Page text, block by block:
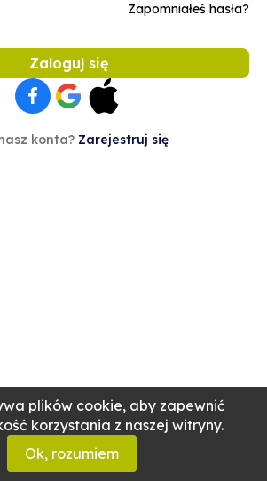
plików cookie, aby zapewnić
korzystania z naszej witryny.
Ok, rozumiem
Zapomniałeś hasła?
Zaloguj się
konta? Zarejestruj się